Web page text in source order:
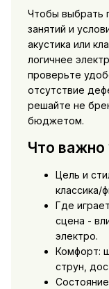
Чтобы выбрать
занятий и
акустика или
логичнее
проверьте
отсутствие
решайте не
бюджетом.
Что важно
Цель и
классика/
Где
сцена -
электро.
Комфорт:
струн,